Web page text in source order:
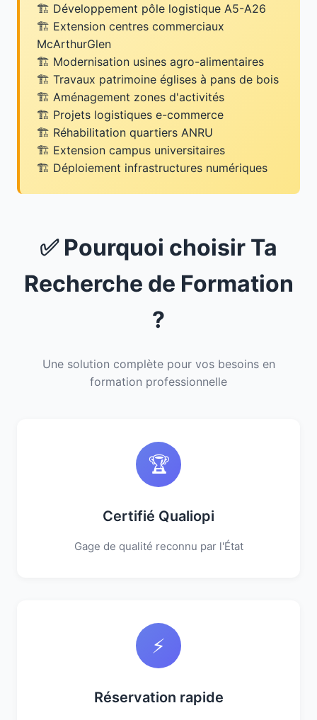
Développement pôle logistique A5-A26
Extension centres commerciaux
McArthurGlen
Modernisation usines agro-alimentaires
Travaux patrimoine églises à pans de bois
Aménagement zones d'activités
Projets logistiques e-commerce
Réhabilitation quartiers ANRU
Extension campus universitaires
Déploiement infrastructures numériques
✅ Pourquoi choisir Ta
Recherche de Formation
?
Une solution complète pour vos besoins en
formation professionnelle
🏆
Certifié Qualiopi
Gage de qualité reconnu par l'État
⚡
Réservation rapide